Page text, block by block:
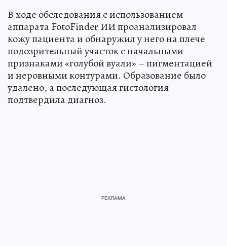
В ходе обследования с использованием
аппарата FotoFinder ИИ проанализировал
кожу пациента и обнаружил у него на плече
подозрительный участок с начальными
признаками «голубой вуали» – пигментацией
и неровными контурами. Образование было
удалено, а последующая гистология
подтвердила диагноз.